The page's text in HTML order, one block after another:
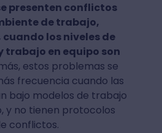
presenten conflictos
de trabajo,
los niveles de
trabajo en equipo son
estos problemas se
frecuencia cuando las
bajo modelos de trabajo
y no tienen protocolos
conflictos.